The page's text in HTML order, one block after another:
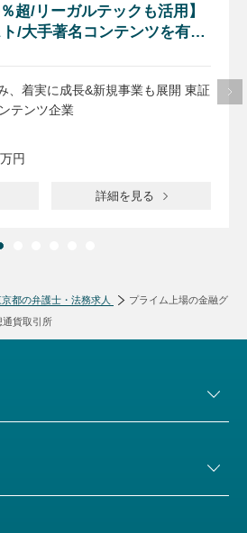
超/リーガルテックも活用】
/大手著名コンテンツを有す
、着実に成長&新規事業も展開 東証
テンツ企業
円
詳細を見る
京都の弁護士・法務求人
プライム上場の金融グ
通貨取引所